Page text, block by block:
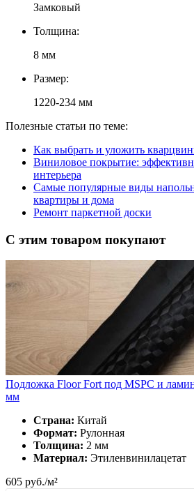
Замковый
Толщина:
8 мм
Размер:
1220-234 мм
Полезные статьи по теме:
Как выбрать и уложить
Виниловое покрытие:
интерьера
Самые популярные виды
квартиры и дома
Ремонт паркетной доски
С этим товаром покупают
Подложка Floor Fort под MSPC и
мм
Страна: Китай
Формат: Рулонная
Толщина: 2 мм
Материал: Этиленвинилацетат
605 руб./м²